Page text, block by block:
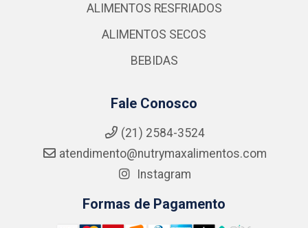
ALIMENTOS RESFRIADOS
ALIMENTOS SECOS
BEBIDAS
Fale Conosco
(21) 2584-3524
atendimento@nutrymaxalimentos.com
Instagram
Formas de Pagamento